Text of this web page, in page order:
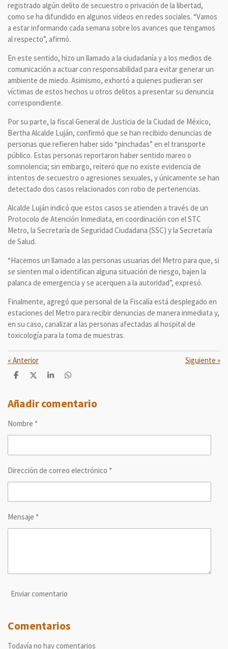
registrado algún delito de secuestro o privación de la libertad,
como se ha difundido en algunos videos en redes sociales. “Vamos
a estar informando cada semana sobre los avances que tengamos
al respecto”, afirmó.
En este sentido, hizo un llamado a la ciudadanía y a los medios de
comunicación a actuar con responsabilidad para evitar generar un
ambiente de miedo. Asimismo, exhortó a quienes pudieran ser
víctimas de estos hechos u otros delitos a presentar su denuncia
correspondiente.
Por su parte, la fiscal General de Justicia de la Ciudad de México,
Bertha Alcalde Luján, confirmó que se han recibido denuncias de
personas que refieren haber sido “pinchadas” en el transporte
público. Estas personas reportaron haber sentido mareo o
somnolencia; sin embargo, reiteró que no existe evidencia de
intentos de secuestro o agresiones sexuales, y únicamente se han
detectado dos casos relacionados con robo de pertenencias.
Alcalde Luján indicó que estos casos se atienden a través de un
Protocolo de Atención Inmediata, en coordinación con el STC
Metro, la Secretaría de Seguridad Ciudadana (SSC) y la Secretaría
de Salud.
“Hacemos un llamado a las personas usuarias del Metro para que, si
se sienten mal o identifican alguna situación de riesgo, bajen la
palanca de emergencia y se acerquen a la autoridad”, expresó.
Finalmente, agregó que personal de la Fiscalía está desplegado en
estaciones del Metro para recibir denuncias de manera inmediata y,
en su caso, canalizar a las personas afectadas al hospital de
toxicología para la toma de muestras.
« Anterior Siguiente »
C
p
a
t
C
p
a
C
p
a
C
p
a
Añadir comentario
Nombre *
Dirección de correo electrónico *
Mensaje *
Enviar comentario
Comentarios
Todavía no hay comentarios